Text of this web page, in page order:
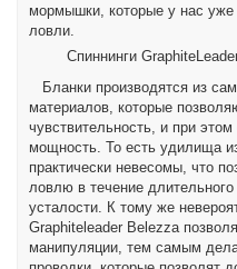
мормышки, которые у нас уже
ловли.
Спиннинги
Бланки производятся из
материалов, которые
чувствительность, и при
мощность. То есть удилища
практически невесомы, что
ловлю в течение
усталости. К тому же
Graphiteleader Belezza
манипуляции, тем самым